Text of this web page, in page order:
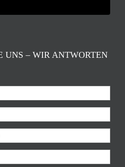
UNS – WIR ANTWORTEN